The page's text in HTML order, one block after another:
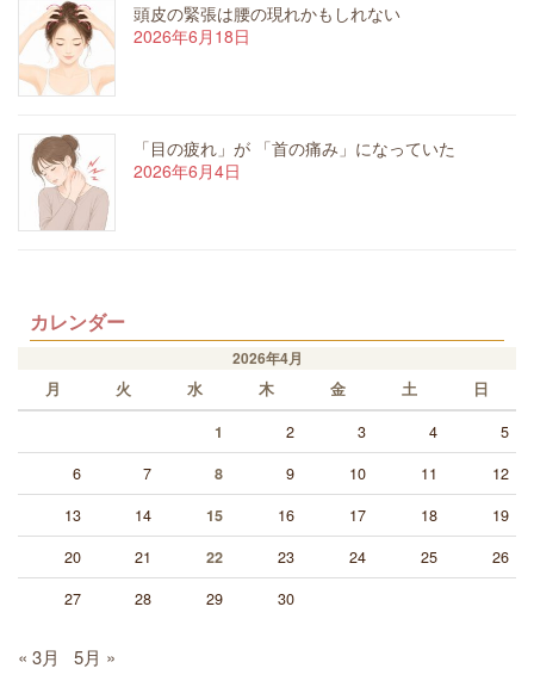
頭皮の緊張は腰の現れかもしれない
2026年6月18日
「目の疲れ」が 「首の痛み」になっていた
2026年6月4日
カレンダー
2026年4月
月
火 水 木 金 土
日
1
2 3 4
5
6
7 8 9 10 11
12
13
14 15 16 17 18
19
20
21 22 23 24 25
26
27
28 29 30
« 3月 5月 »